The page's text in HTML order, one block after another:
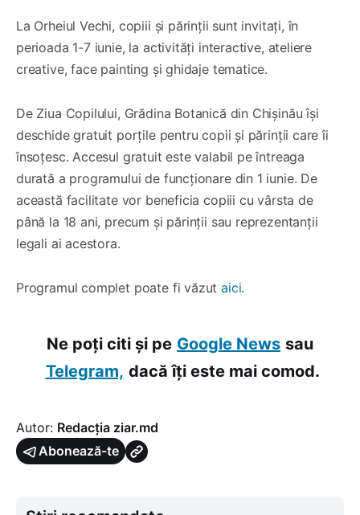
La Orheiul Vechi, copiii și părinții sunt invitați, în
perioada 1-7 iunie, la activități interactive, ateliere
creative, face painting și ghidaje tematice.
De Ziua Copilului, Grădina Botanică din Chișinău își
deschide gratuit porțile pentru copii și părinții care îi
însoțesc. Accesul gratuit este valabil pe întreaga
durată a programului de funcționare din 1 iunie. De
această facilitate vor beneficia copiii cu vârsta de
până la 18 ani, precum și părinții sau reprezentanții
legali ai acestora.
Programul complet poate fi văzutaici.
Ne poți citi și pe Google News sau
Telegram, dacă îți este mai comod.
Autor: Redacția ziar.md
Abonează-te